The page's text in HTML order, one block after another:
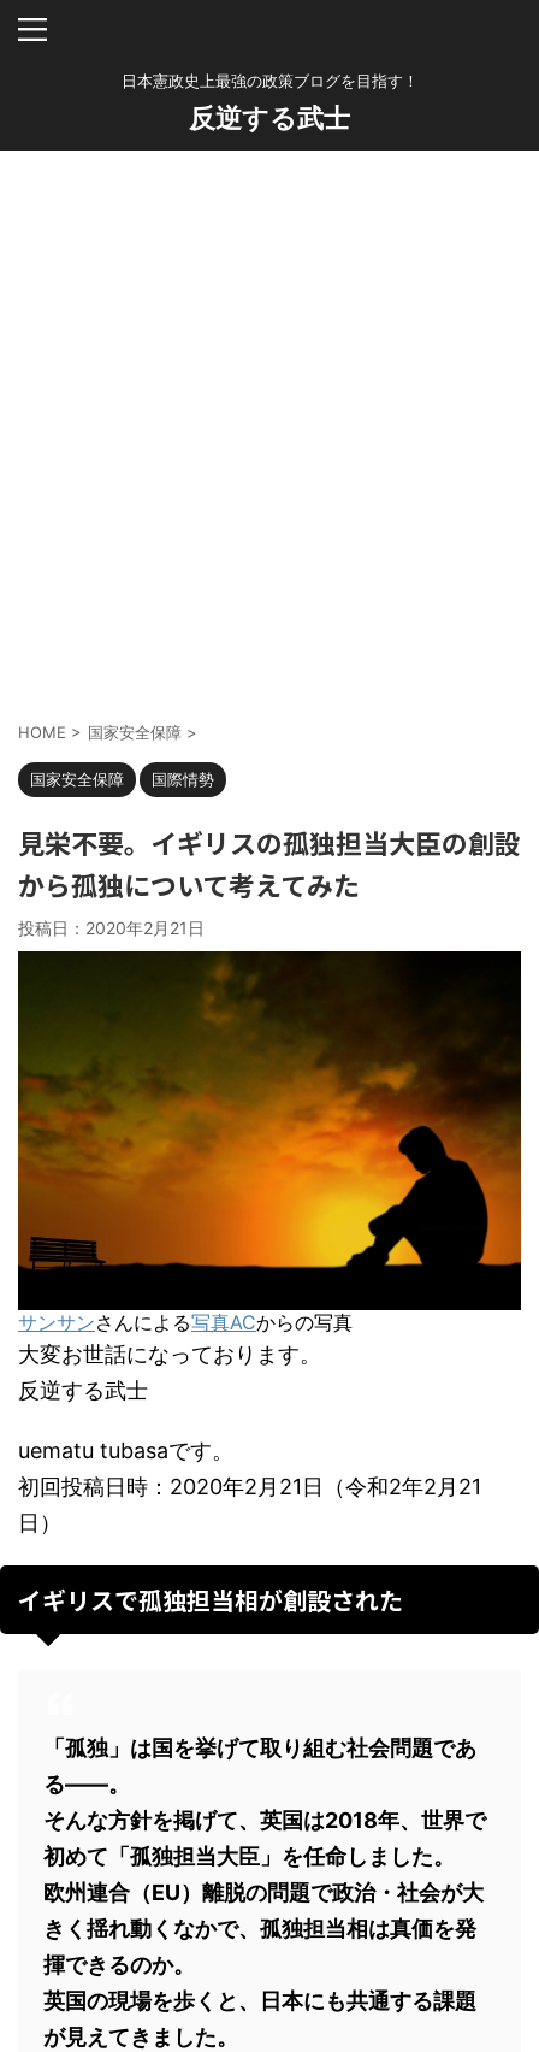
日本憲政史上最強の政策ブログを目指す！
反逆する武士
HOME > 国家安全保障 >
国家安全保障 国際情勢
見栄不要。イギリスの孤独担当大臣の創設
から孤独について考えてみた
投稿日： 2020年2月21日
サンサンさんによる写真ACからの写真
大変お世話になっております。
反逆する武士
uematu tubasaです。
初回投稿日時：2020年2月21日（令和2年2月21
日）
イギリスで孤独担当相が創設された
「孤独」は国を挙げて取り組む社会問題であ
る――。
そんな方針を掲げて、英国は2018年、世界で
初めて「孤独担当大臣」を任命しました。
欧州連合（EU）離脱の問題で政治・社会が大
きく揺れ動くなかで、孤独担当相は真価を発
揮できるのか。
英国の現場を歩くと、日本にも共通する課題
が見えてきました。